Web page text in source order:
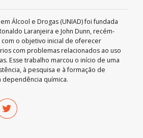
Álcool e Drogas (UNIAD) foi fundada
Laranjeira e John Dunn, recém-
com o objetivo inicial de oferecer
com problemas relacionados ao uso
Esse trabalho marcou o início de uma
à pesquisa e à formação de
dependência química.